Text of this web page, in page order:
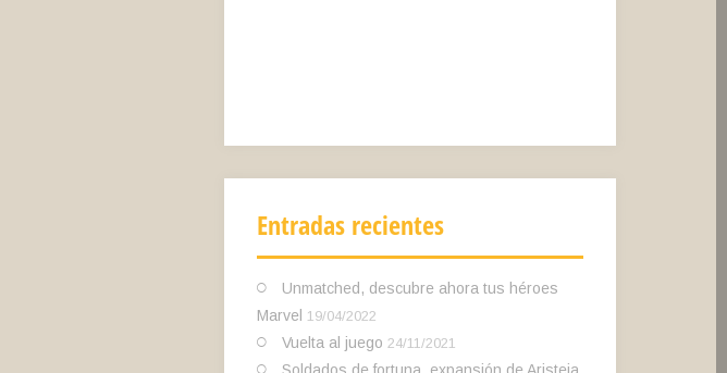
Entradas recientes
Unmatched, descubre ahora tus héroes
Marvel 19/04/2022
Vuelta al juego 24/11/2021
Soldados de fortuna, expansión de Aristeia